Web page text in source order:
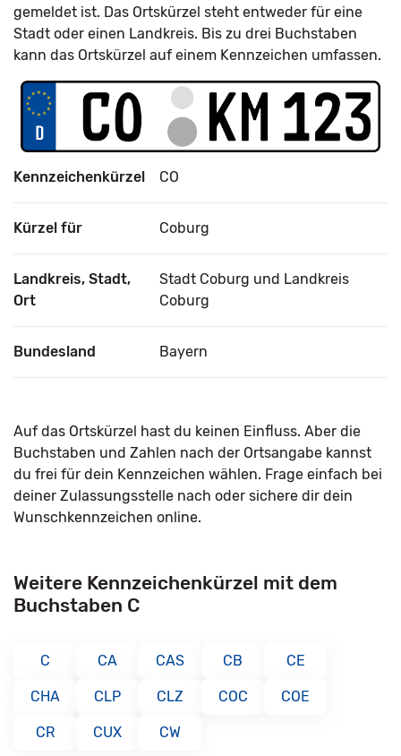
gemeldet ist. Das Ortskürzel steht entweder für eine
Stadt oder einen Landkreis. Bis zu drei Buchstaben
kann das Ortskürzel auf einem Kennzeichen umfassen.
Kennzeichenkürzel CO
Kürzel für Coburg
Landkreis, Stadt,
Ort
Stadt Coburg und Landkreis
Coburg
Bundesland Bayern
Auf das Ortskürzel hast du keinen Einfluss. Aber die
Buchstaben und Zahlen nach der Ortsangabe kannst
du frei für dein Kennzeichen wählen. Frage einfach bei
deiner Zulassungsstelle nach oder sichere dir dein
Wunschkennzeichen online.
Weitere Kennzeichenkürzel mit dem
Buchstaben C
C CA CAS CB CE
CHA CLP CLZ COC COE
CR CUX CW